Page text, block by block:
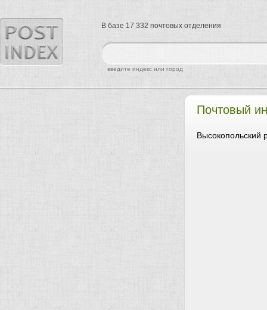
Почтовый
Высокопольский
найти
введите индекс или город
В базе 17 332 почтовых отделения